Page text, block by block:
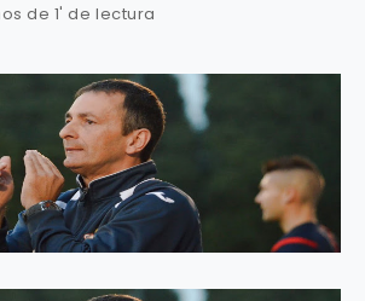
de 1' de lectura